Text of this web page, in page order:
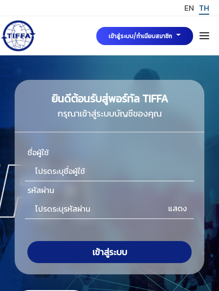
EN TH
เกี่ยวกับเรา
คณะกรรมการบริหารสมาคมฯ
มาตรฐาน TIFFA Mark
การขอรับรองมาตรฐาน TIFFA MARK
TIFFA MARK
สมัครสมาชิกสมาคมฯ
กฎระเบียบ พระราชบัญญัติและบทความที่เกี่ยวข้อง
วารสารสมาคมฯ
ลิงค์เว็บไซต์
เข้าสู่ระบบ/ทำเนียบสมาชิก
ยินดีต้อนรับสู่พอร์ทัล TIFFA
กรุณาเข้าสู่ระบบบัญชีของคุณ
ชื่อผู้ใช้
รหัสผ่าน
แสดง
เข้าสู่ระบบ